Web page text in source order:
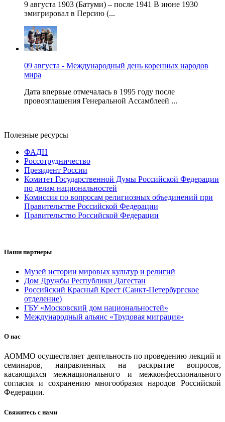
9 августа 1903 (Батуми) – после 1941 В июне 1930
эмигрировал в Персию (...
09 августа - Международный день коренных народов
мира
Дата впервые отмечалась в 1995 году после
провозглашения Генеральной Ассамблеей ...
Полезные ресурсы
ФАДН
Россотрудничество
Президент России
Комитет Государственной Думы Российской Федерации
по делам национальностей
Комиссия по вопросам религиозных объединений при
Правительстве Российской Федерации
Правительство Российской Федерации
Наши партнеры
Музей истории мировых культур и религий
Дом Дружбы Республики Дагестан
Российский Красный Крест (Санкт-Петербургское
отделение)
ГБУ «Московский дом национальностей»
Международный альянс «Трудовая миграция»
О нас
АОММО осуществляет деятельность по проведению лекций и
семинаров, направленных на раскрытие вопросов,
касающихся межнационального и межконфессионального
согласия и сохранению многообразия народов Российской
Федерации.
Свяжитесь с нами